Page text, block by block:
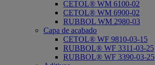
CETOL® WM 6100-02
CETOL® WM 6900-02
RUBBOL WM 2980-03
Capa de acabado
CETOL® WF 9810-03-15
RUBBOL® WF 3311-03-25
RUBBOL® WF 3390-03-25